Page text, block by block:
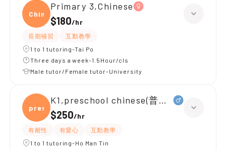
Chine
Primary 3,Chinese
$180/hr
長期補習
互動教學
1 to 1 tutoring-Tai Po
Three days a week-1.5Hour/cls
Male tutor/Female tutor-University
presc
K1,preschool chinese(普通話)
$250/hr
有耐性 有愛心
互動教學
1 to 1 tutoring-Ho Man Tin